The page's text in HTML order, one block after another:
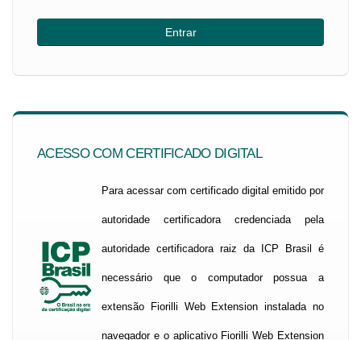
ACESSO COM CERTIFICADO DIGITAL
Para acessar com certificado digital emitido por
autoridade certificadora credenciada pela
autoridade certificadora raiz da ICP Brasil é
necessário que o computador possua a
extensão Fiorilli Web Extension instalada no
navegador e o aplicativo Fiorilli Web Extension